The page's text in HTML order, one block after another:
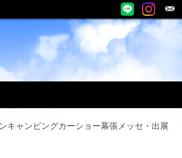
キャンピングカーショー幕張メッセ・出展